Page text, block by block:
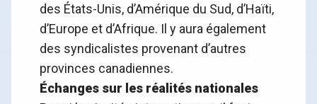
des États-Unis, d’Amérique du Sud, d’Haïti,
d’Europe et d’Afrique. Il y aura également
des syndicalistes provenant d’autres
provinces canadiennes.
Échanges sur les réalités nationales